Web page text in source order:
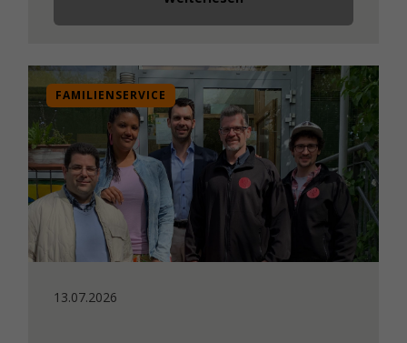
FAMILIENSERVICE
13.07.2026